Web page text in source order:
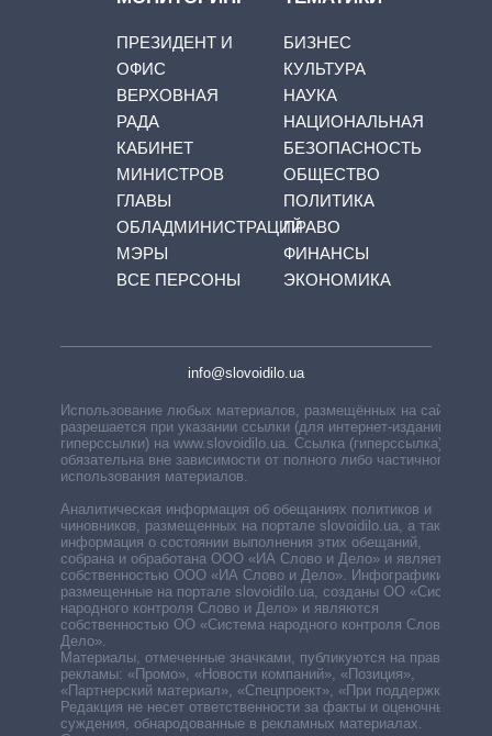
ПРЕЗИДЕНТ И
ОФИС
ВЕРХОВНАЯ
РАДА
КАБИНЕТ
МИНИСТРОВ
ГЛАВЫ
ОБЛАДМИНИСТРАЦИЙ
МЭРЫ
ВСЕ ПЕРСОНЫ
БИЗНЕС
КУЛЬТУРА
НАУКА
НАЦИОНАЛЬНАЯ
БЕЗОПАСНОСТЬ
ОБЩЕСТВО
ПОЛИТИКА
ПРАВО
ФИНАНСЫ
ЭКОНОМИКА
info@slovoidilo.ua
Использование любых материалов, размещённых на сайте,
разрешается при указании ссылки (для интернет-изданий —
гиперссылки) на www.slovoidilo.ua. Ссылка (гиперссылка)
обязательна вне зависимости от полного либо частичного
использования материалов.
Аналитическая информация об обещаниях политиков и
чиновников, размещенных на портале slovoidilo.ua, а также
информация о состоянии выполнения этих обещаний,
собрана и обработана ООО «ИА Слово и Дело» и является
собственностью ООО «ИА Слово и Дело». Инфографики,
размещенные на портале slovoidilo.ua, созданы ОО «Система
народного контроля Слово и Дело» и являются
собственностью ОО «Система народного контроля Слово и
Дело».
Материалы, отмеченные значками, публикуются на правах
рекламы: «Промо», «Новости компаний», «Позиция»,
«Партнерский материал», «Спецпроект», «При поддержке».
Редакция не несет ответственности за факты и оценочные
суждения, обнародованные в рекламных материалах.